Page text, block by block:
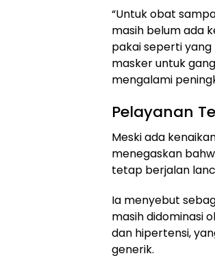
“Untuk obat
masih belum ada
pakai seperti yang
masker untuk
mengalami
Pelayanan
Meski ada
menegaskan
tetap berjalan
Ia menyebut
masih didominasi
dan hipertensi,
generik.